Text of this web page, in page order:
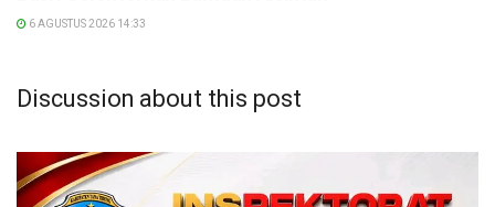
6 AGUSTUS 2026 14:33
Discussion about this post